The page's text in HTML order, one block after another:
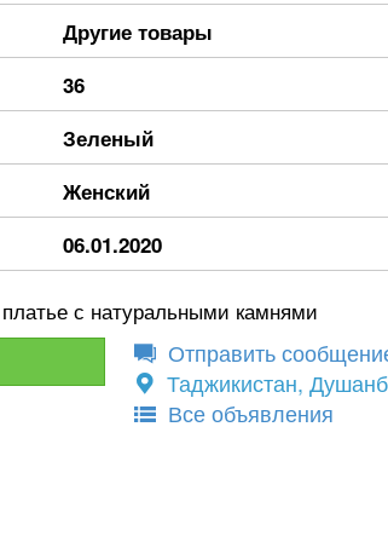
Другие товары
36
Зеленый
Женский
06.01.2020
с натуральными камнями
Отправить
Таджикистан,
Все объявления